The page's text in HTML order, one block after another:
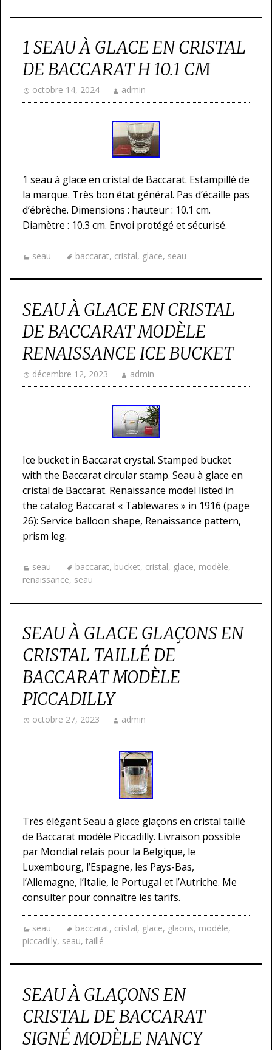
1 SEAU À GLACE EN CRISTAL
DE BACCARAT H 10.1 CM
octobre 14, 2024 admin
1 seau à glace en cristal de Baccarat. Estampillé de
la marque. Très bon état général. Pas d’écaille pas
d’ébrèche. Dimensions : hauteur : 10.1 cm.
Diamètre : 10.3 cm. Envoi protégé et sécurisé.
seau baccarat, cristal, glace, seau
SEAU À GLACE EN CRISTAL
DE BACCARAT MODÈLE
RENAISSANCE ICE BUCKET
décembre 12, 2023 admin
Ice bucket in Baccarat crystal. Stamped bucket
with the Baccarat circular stamp. Seau à glace en
cristal de Baccarat. Renaissance model listed in
the catalog Baccarat « Tablewares » in 1916 (page
26): Service balloon shape, Renaissance pattern,
prism leg.
seau baccarat, bucket, cristal, glace, modèle,
renaissance, seau
SEAU À GLACE GLAÇONS EN
CRISTAL TAILLÉ DE
BACCARAT MODÈLE
PICCADILLY
octobre 27, 2023 admin
Très élégant Seau à glace glaçons en cristal taillé
de Baccarat modèle Piccadilly. Livraison possible
par Mondial relais pour la Belgique, le
Luxembourg, l’Espagne, les Pays-Bas,
l’Allemagne, l’Italie, le Portugal et l’Autriche. Me
consulter pour connaître les tarifs.
seau baccarat, cristal, glace, glaons, modèle,
piccadilly, seau, taillé
SEAU À GLAÇONS EN
CRISTAL DE BACCARAT
SIGNÉ MODÈLE NANCY